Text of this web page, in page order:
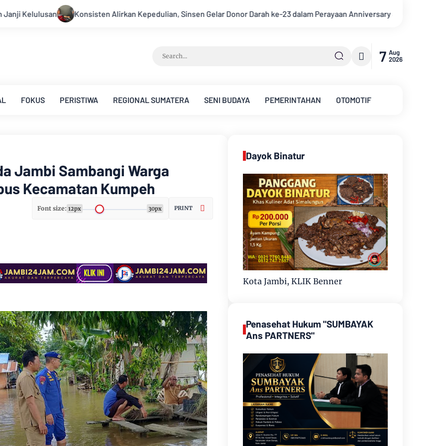
Kepedulian, Sinsen Gelar Donor Darah ke-23 dalam Perayaan Anniversary Sinsen Bupati Muarojambi Hadiri HUT Ke 17
7 Aug
2026
FOKUS PERISTIWA REGIONAL SUMATERA SENI BUDAYA PEMERINTAHAN OTOMOTIF
Jambi Sambangi Warga
Kecamatan Kumpeh
Font size: 12px 30px PRINT
Dayok Binatur
Kota Jambi, KLIK Benner
Penasehat Hukum "SUMBAYAK
Ans PARTNERS"